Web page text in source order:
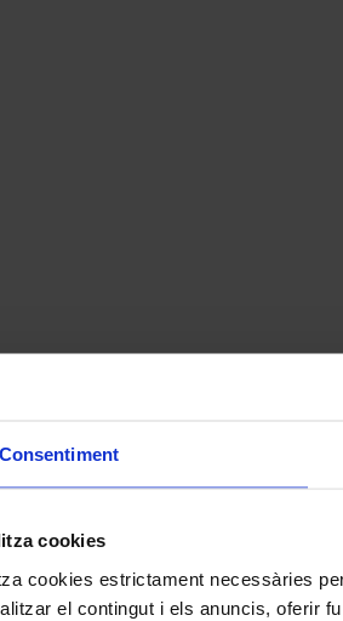
Consentiment
cookies
cookies estrictament necessàries
el contingut i els anuncis, oferir